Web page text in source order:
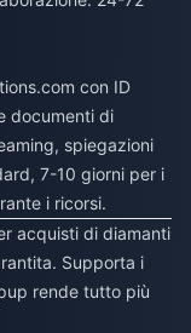
con ID
documenti di
spiegazioni
7-10 giorni per i
i ricorsi.
acquisti di diamanti
Supporta i
rende tutto più